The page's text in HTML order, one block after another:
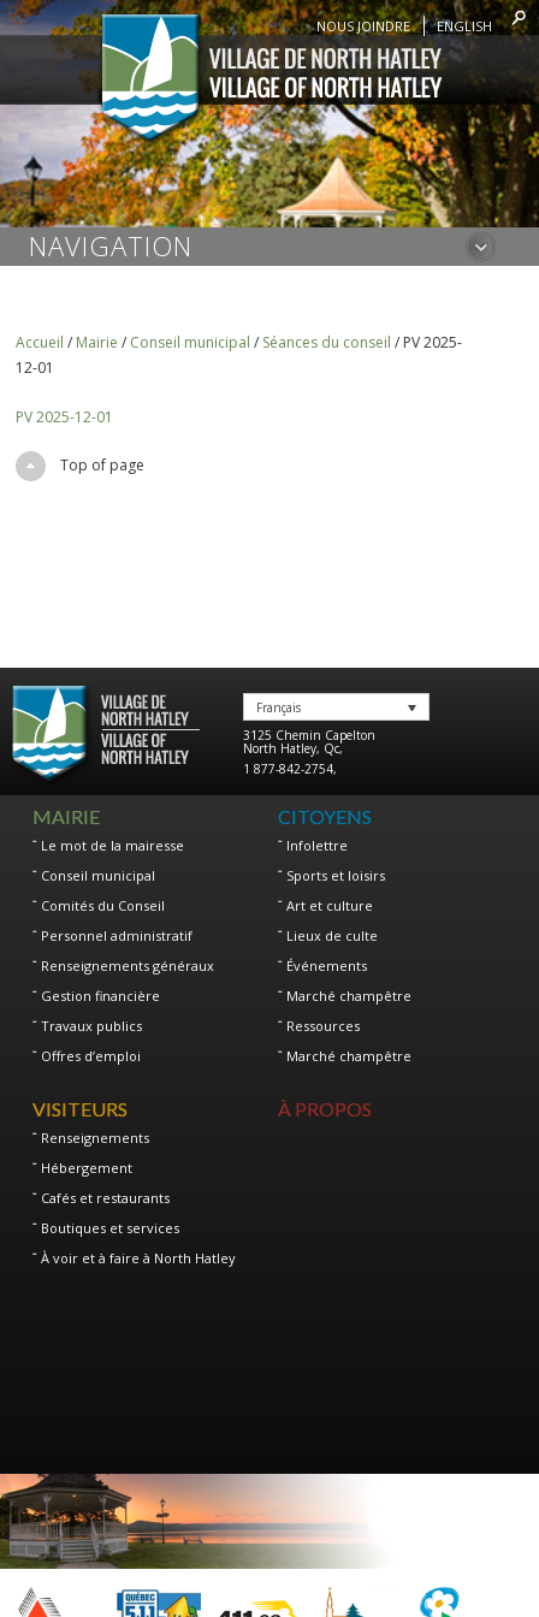
NOUS JOINDRE ENGLISH
NAVIGATION
Accueil / Mairie / Conseil municipal / Séances du conseil / PV 2025-
12-01
PV 2025-12-01
Top of page
Français
3125 Chemin Capelton
North Hatley, Qc,
1 877-842-2754,
MAIRIE
Le mot de la mairesse
Conseil municipal
Comités du Conseil
Personnel administratif
Renseignements généraux
Gestion financière
Travaux publics
Offres d’emploi
CITOYENS
Infolettre
Sports et loisirs
Art et culture
Lieux de culte
Événements
Marché champêtre
Ressources
Marché champêtre
VISITEURS
Renseignements
Hébergement
Cafés et restaurants
Boutiques et services
À voir et à faire à North Hatley
À PROPOS